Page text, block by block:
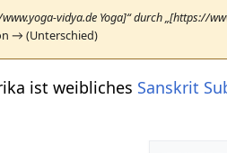
vidya.de Yoga]“ durch „[https://
→ (Unterschied)
ist weibliches Sanskrit